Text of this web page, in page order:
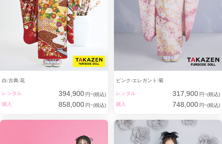
わたしたちの原動力もまた
「お客さまの笑顔」 だからー。
白 古典 花
レンタル 394,900 円~(税込)
購入
858,000 円~(税込)
ピンク エレガント 菊
レンタル 317,900 円~(税込)
購入
748,000 円~(税込)